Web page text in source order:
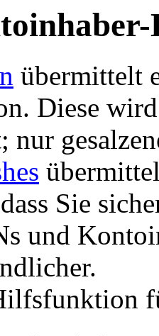
übermittelt
Diese
nur
Sie
und